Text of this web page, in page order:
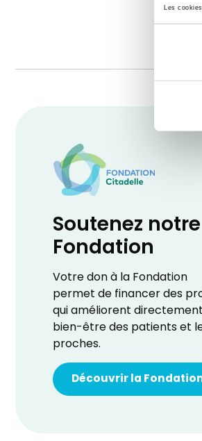
Les
Soutenez notre
Fondation
Votre don à la Fondation
permet de financer des
qui améliorent
bien-être des patients et
proches.
Découvrir la